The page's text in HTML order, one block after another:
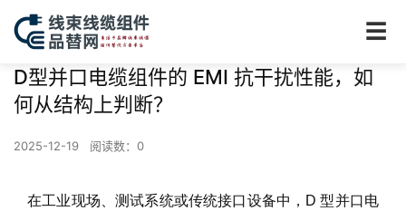
☰
D型并口电缆组件的 EMI 抗干扰性能，如
何从结构上判断？
2025-12-19 阅读数： 0
在工业现场、测试系统或传统接口设备中，D 型并口电